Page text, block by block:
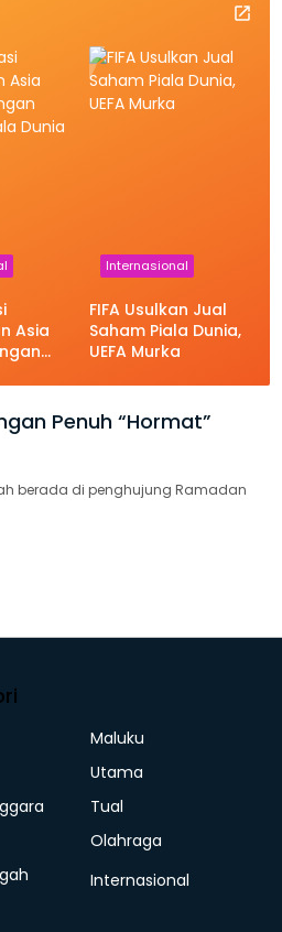
Asia
Internasional
FIFA Usulkan Jual
Saham Piala Dunia,
UEFA Murka
Penuh “Hormat”
berada di penghujung Ramadan
Maluku
Utama
Tual
Olahraga
Internasional